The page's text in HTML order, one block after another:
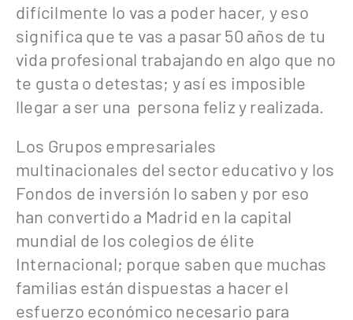
difícilmente lo vas a poder hacer, y eso
significa que te vas a pasar 50 años de tu
vida profesional trabajando en algo que no
te gusta o detestas; y así es imposible
llegar a ser una persona feliz y realizada.
Los Grupos empresariales
multinacionales del sector educativo y los
Fondos de inversión lo saben y por eso
han convertido a Madrid en la capital
mundial de los colegios de élite
Internacional; porque saben que muchas
familias están dispuestas a hacer el
esfuerzo económico necesario para